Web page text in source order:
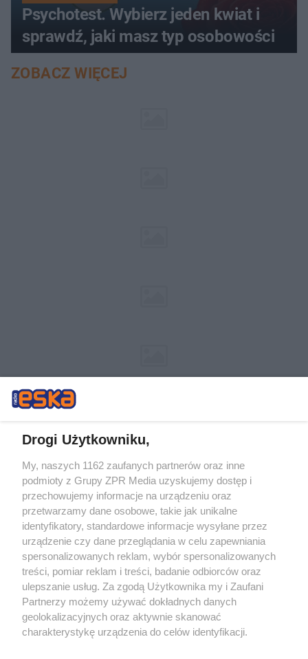
Psychotest. Wybierz jeden kwiat i
sprawdź, jaki masz typ osobowości
ZOBACZ WIĘCEJ
Żaden utwór zamieszczony w serwisie nie może być powielany i
rozpowszechniany lub dalej rozpowszechniany w jakikolwiek sposób (w
tym także elektroniczny lub mechaniczny) na jakimkolwiek polu
eksploatacji w jakiejkolwiek formie, włącznie z umieszczaniem w
Internecie bez pisemnej zgody właściciela praw. Jakiekolwiek użycie lub
wykorzystanie utworów w całości lub w części z naruszeniem prawa,
tzn. bez właściwej zgody, jest zabronione pod groźbą kary i może być
ścigane prawnie.
Drogi Użytkowniku,
My, naszych 1162 zaufanych partnerów oraz inne
podmioty z Grupy ZPR Media uzyskujemy dostęp i
przechowujemy informacje na urządzeniu oraz
przetwarzamy dane osobowe, takie jak unikalne
identyfikatory, standardowe informacje wysyłane przez
urządzenie czy dane przeglądania w celu zapewniania
spersonalizowanych reklam, wybór spersonalizowanych
treści, pomiar reklam i treści, badanie odbiorców oraz
ulepszanie usług. Za zgodą Użytkownika my i Zaufani
Partnerzy możemy używać dokładnych danych
geolokalizacyjnych oraz aktywnie skanować
charakterystykę urządzenia do celów identyfikacji.